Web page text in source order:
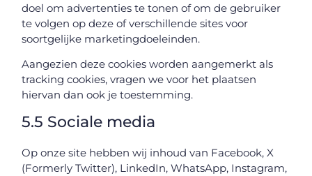
doel om advertenties te tonen of om de gebruiker
te volgen op deze of verschillende sites voor
soortgelijke marketingdoeleinden.
Aangezien deze cookies worden aangemerkt als
tracking cookies, vragen we voor het plaatsen
hiervan dan ook je toestemming.
5.5 Sociale media
Op onze site hebben wij inhoud van Facebook, X
(Formerly Twitter), LinkedIn, WhatsApp, Instagram,